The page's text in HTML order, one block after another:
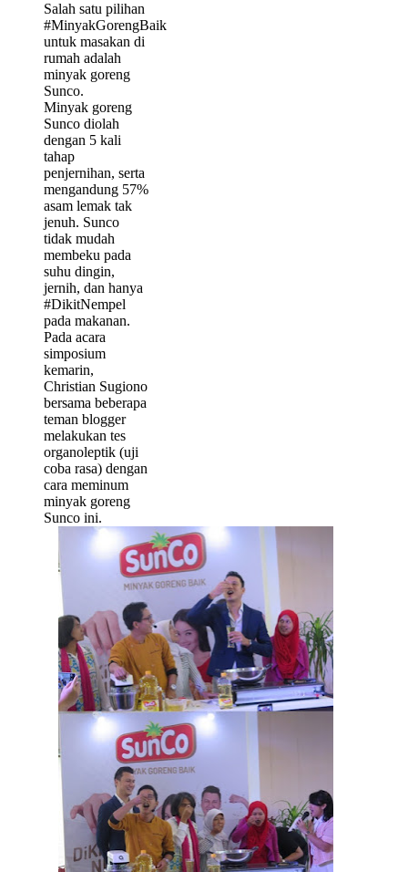
Salah satu pilihan
#MinyakGorengBaik
untuk masakan di
rumah adalah
minyak goreng
Sunco.
Minyak goreng
Sunco diolah
dengan 5 kali
tahap
penjernihan, serta
mengandung 57%
asam lemak tak
jenuh. Sunco
tidak mudah
membeku pada
suhu dingin,
jernih, dan hanya
#DikitNempel
pada makanan.
Pada acara
simposium
kemarin,
Christian Sugiono
bersama beberapa
teman blogger
melakukan tes
organoleptik (uji
coba rasa) dengan
cara meminum
minyak goreng
Sunco ini.